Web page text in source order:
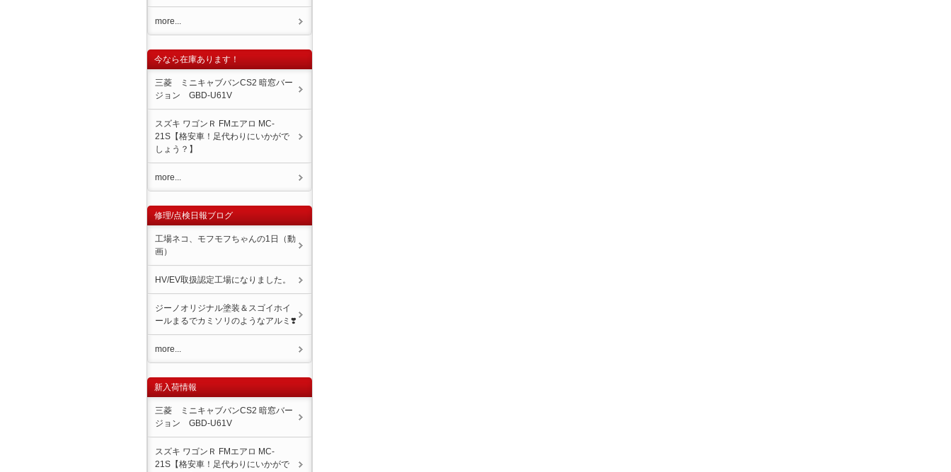
more...
今なら在庫あります！
三菱 ミニキャブバンCS2 暗窓バー
ジョン GBD-U61V
スズキ ワゴンＲ FMエアロ MC-
21S【格安車！足代わりにいかがで
しょう？】
more...
修理/点検日報ブログ
工場ネコ、モフモフちゃんの1日（動
画）
HV/EV取扱認定工場になりました。
ジーノオリジナル塗装＆スゴイホイ
ール️まるでカミソリのようなアルミ❣️
more...
新入荷情報
三菱 ミニキャブバンCS2 暗窓バー
ジョン GBD-U61V
スズキ ワゴンＲ FMエアロ MC-
21S【格安車！足代わりにいかがで